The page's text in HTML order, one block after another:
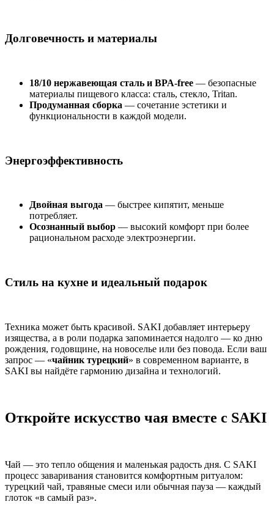
Долговечность и материалы
18/10 нержавеющая сталь и BPA-free — безопасные
материалы пищевого класса: сталь, стекло, Tritan.
Продуманная сборка — сочетание эстетики и
функциональности в каждой модели.
Энергоэффективность
Двойная выгода — быстрее кипятит, меньше
потребляет.
Осознанный выбор — высокий комфорт при более
рациональном расходе электроэнергии.
Стиль на кухне и идеальный подарок
Техника может быть красивой. SAKI добавляет интерьеру
изящества, а в роли подарка запоминается надолго — ко дню
рождения, годовщине, на новоселье или без повода. Если ваш
запрос — «чайник турецкий» в современном варианте, в
SAKI вы найдёте гармонию дизайна и технологий.
Откройте искусство чая вместе с SAKI
Чай — это тепло общения и маленькая радость дня. С SAKI
процесс заваривания становится комфортным ритуалом:
турецкий чай, травяные смеси или обычная пауза — каждый
глоток «в самый раз».